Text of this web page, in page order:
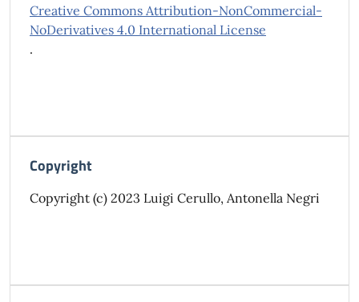
Creative Commons Attribution-NonCommercial-
NoDerivatives 4.0 International License
.
Copyright
Copyright (c) 2023 Luigi Cerullo, Antonella Negri